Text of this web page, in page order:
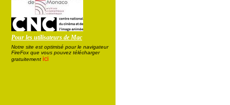
Pour les utilisateurs de Mac
Notre site est optimisé pour le navigateur
FireFox que vous pouvez télécharger
gratuitement ici